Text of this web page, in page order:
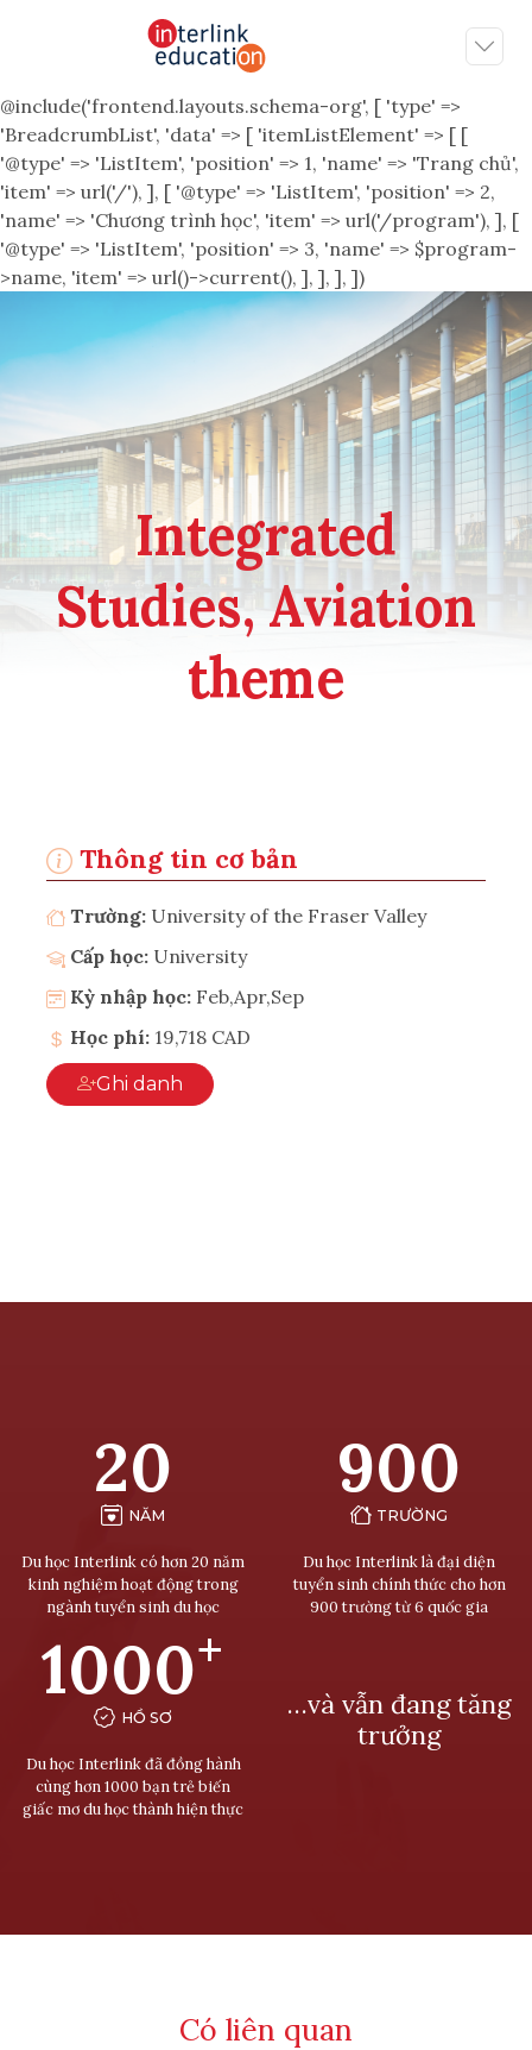
@include('frontend.layouts.schema-org', [ 'type' =>
'BreadcrumbList', 'data' => [ 'itemListElement' => [ [
'@type' => 'ListItem', 'position' => 1, 'name' => 'Trang chủ',
'item' => url('/'), ], [ '@type' => 'ListItem', 'position' => 2,
'name' => 'Chương trình học', 'item' => url('/program'), ], [
'@type' => 'ListItem', 'position' => 3, 'name' => $program-
>name, 'item' => url()->current(), ], ], ], ])
Integrated
Studies, Aviation
theme
Thông tin cơ bản
Trường: University of the Fraser Valley
Cấp học: University
Kỳ nhập học: Feb,Apr,Sep
Học phí: 19,718 CAD
Ghi danh
20
NĂM
Du học Interlink có hơn 20 năm
kinh nghiệm hoạt động trong
ngành tuyển sinh du học
900
TRƯỜNG
Du học Interlink là đại diện
tuyển sinh chính thức cho hơn
900 trường từ 6 quốc gia
1000+
HỒ SƠ
Du học Interlink đã đồng hành
cùng hơn 1000 bạn trẻ biến
giấc mơ du học thành hiện thực
…và vẫn đang tăng
trưởng
Có liên quan